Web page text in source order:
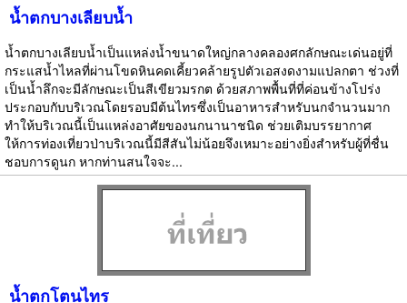
น้ำตกบางเลียบน้ำ
น้ำตกบางเลียบน้ำเป็นแหล่งน้ำขนาดใหญ่กลางคลองศกลักษณะเด่นอยู่ที่
กระแสน้ำไหลที่ผ่านโขดหินคดเคี้ยวคล้ายรูปตัวเอสงดงามแปลกตา ช่วงที่
เป็นน้ำลึกจะมีลักษณะเป็นสีเขียวมรกต ด้วยสภาพพื้นที่ที่ค่อนข้างโปร่ง
ประกอบกับบริเวณโดยรอบมีต้นไทรซึ่งเป็นอาหารสำหรับนกจำนวนมาก
ทำให้บริเวณนี้เป็นแหล่งอาศัยของนกนานาชนิด ช่วยเติมบรรยากาศ
ให้การท่องเที่ยวป่าบริเวณนี้มีสีสันไม่น้อยจึงเหมาะอย่างยิ่งสำหรับผู้ที่ชื่น
ชอบการดูนก หากท่านสนใจจะ...
น้ำตกโตนไทร